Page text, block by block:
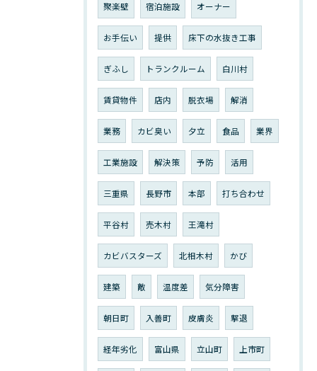
聚楽壁 宿泊施設 オーナー
お手伝い 提供 床下の水抜き工事
ぎふし トランクルーム 白川村
賃貸物件 店内 脱衣場 解消
業務 カビ臭い 夕立 食品 業界
工業施設 解決策 予防 活用
三重県 長野市 本部 打ち合わせ
平谷村 売木村 王滝村
カビバスターズ 北相木村 かび
建築 敵 温度差 気分障害
朝日町 入善町 皮膚炎 撃退
経年劣化 富山県 立山町 上市町